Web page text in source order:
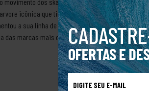
OFERTAS E
icônica que tinha um círculo em volta com
a sua linha de produtos para roupas
das marcas mais clássicas do Skateboard